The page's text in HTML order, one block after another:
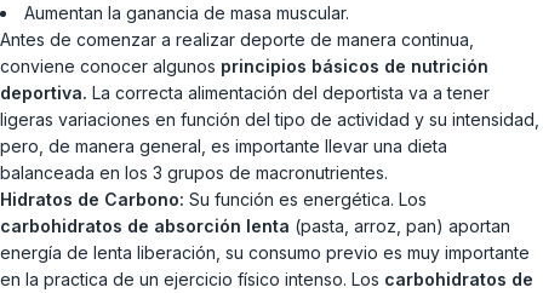
Aumentan la ganancia de masa muscular.
Antes de comenzar a realizar deporte de manera continua,
conviene conocer algunos principios básicos de nutrición
deportiva. La correcta alimentación del deportista va a tener
ligeras variaciones en función del tipo de actividad y su intensidad,
pero, de manera general, es importante llevar una dieta
balanceada en los 3 grupos de macronutrientes.
Hidratos de Carbono: Su función es energética. Los
carbohidratos de absorción lenta (pasta, arroz, pan) aportan
energía de lenta liberación, su consumo previo es muy importante
en la practica de un ejercicio físico intenso. Los carbohidratos de